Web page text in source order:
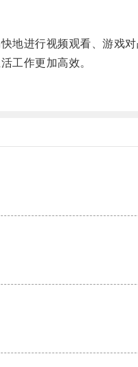
进行视频观看、游戏对
工作更加高效。